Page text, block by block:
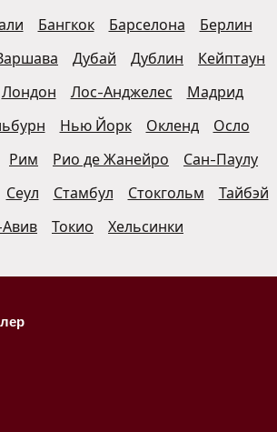
Бангкок Барселона
Берлин
Дубай Дублин
Кейптаун
Лондон Лос-Анджелес
Мадрид
Нью Йорк Окленд
Осло
Рим Рио де Жанейро
Сан-Паулу
Сеул Стамбул Стокгольм
Тайбэй
Токио Хельсинки